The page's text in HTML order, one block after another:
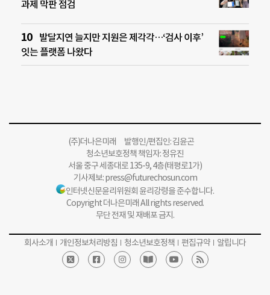
과제 막판 점검
발달지연 늘지만 지원은 제각각…‘검사 이후’
잇는 플랫폼 나왔다
(주)더나은미래 발행인/편집인: 김윤곤
청소년보호정책 책임자: 정유진
서울 중구 세종대로 135-9, 4층(태평로1가)
기사제보:press@futurechosun.com
인터넷신문윤리위원회 윤리강령을 준수합니다.
Copyright 더나은미래 All rights reserved.
무단 전재 및 재배포 금지.
회사소개 개인정보처리방침 청소년보호정책 편집규약 알립니다